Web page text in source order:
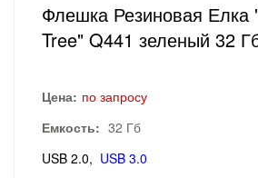
Флешка Резиновая Елка
Tree" Q441 зеленый 32
Цена: по запросу
Емкость: 32 Гб
USB 2.0
USB 3.0